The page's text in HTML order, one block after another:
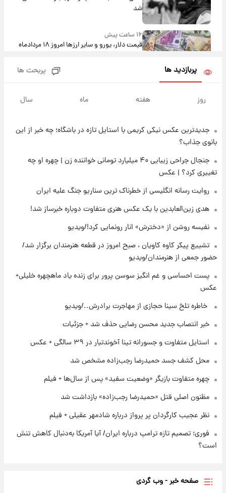
شد
۱۶ ساعت پیش
قیمت دلار، یورو و سایر ارزها امروز ۱۸ مردادماه
جدول
۱۵ ساعت پیش
زمان برگزاری دربی ۱۰۷ اعلام شد؟
۱۹ ساعت پیش
خبر انتصاب جدید محسن رضایی حذف شد +
جزئیات
۲۰ ساعت پیش
پست جدید محسن رضایی در شورای عالی امنیت
آتش‌سوزی در لوناپارک شیراز؛ آخرین وضعیت
خزندگان خطرناک پس از حادثه
پربازدید ها پربحث ها
روز هفته ماه سال
جدیدترین عکس نیکی کریمی با استایل تازه در باشگاه؛ چه خبر از این
بانوی جذاب؟
جنجال جراحی زیبایی ۴۰ میلیارد تومانی خواننده زن | چهره او چه
تغییری کرد؟ | عکس
روایت رسانه انگلیسی از خطرناک ترین سناریو جنگ علیه ایران
هدی زین‌العابدین با یک عکس هنری متفاوت دوباره خبرساز شد!
نفیسه روشن از «دخترش» انار رونمایی کرد!/ویدیو
تشییع پیکر کاوه کاویان ، صبح امروز در قطعه هنرمندان برگزار شد/
حضور جمعی از هنرمندان/ویدیو
پست احساسی و غم انگیز سوسن پرور برای زنده یاد ماهچهره خلیلی+
عکس
⁨ خاطره تلخ سینا حجازی از مهاجرت برادرش../ویدیو
خبر انتصاب جدید محسن رضایی حذف شد + جزئیات
استایل متفاوت و جسورانه تینا آخوندتبار در ۳۹ سالگی + عکس
محل کشف جسد حمیدرضا رجب‌زاده مشخص شد
چهره متفاوت بازیگر «وضعیت سفید» پس از سال‌ها + فیلم
مظنون اصلی قتل «حمیدرضا رجب‌زاده» بازداشت شد
نظر عجیب کارگردان پر پرواز درباره شادمهر عقیلی + فیلم
فوری؛ تصمیم تازه ترامپ درباره ایران/ آیا آمریکا به‌دنبال کاهش تنش
است؟
صفحه خبر - وب گردی